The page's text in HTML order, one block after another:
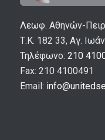
Λεωφ. Αθηνών-
Τ.Κ. 182 33, Αγ.
Τηλέφωνο: 210
Fax: 210 4100491
Email: